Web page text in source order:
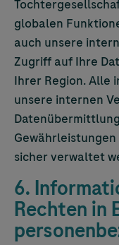
globalen
auch unsere
Zugriff auf Ihre
Ihrer Region. Alle
unsere internen
sicher verwaltet
6.
Rechten in